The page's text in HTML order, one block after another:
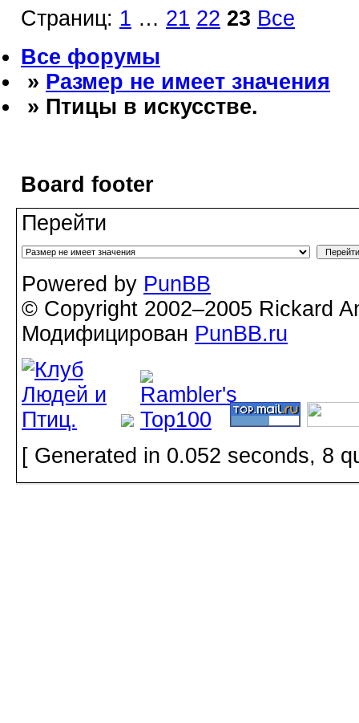
Страниц: 1 … 21 22 23 Все
Все форумы
» Размер не имеет значения
» Птицы в искусстве.
Board footer
Перейти
Powered by PunBB
© Copyright 2002–2005 Rickard
Модифицирован PunBB.ru
[ Generated in 0.052 seconds, 8